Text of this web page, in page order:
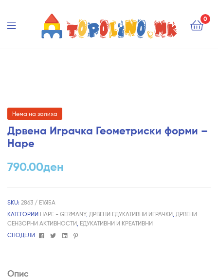
0
Нема на залиха
Дрвена Играчка Геометриски форми –
Hape
790.00ден
SKU: 2863 / E1615A
КАТЕГОРИИ HAPE - GERMANY, ДРВЕНИ ЕДУКАТИВНИ ИГРАЧКИ ДРВЕНИ
СЕНЗОРНИ АКТИВНОСТИ ЕДУКАТИВНИ И КРЕАТИВНИ
СПОДЕЛИ
FacebookTwitterLinkedin
Pinterest
Опис